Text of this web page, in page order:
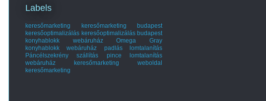
Labels
keresőmarketing
keresőmarketing budapest
keresőoptimalizálás keresőoptimalizálás budapest
konyhablokk webáruház
Omega Gray
konyhablokk webáruház
padlás lomtalanítás
Páncélszekrény szállítás
pince lomtalanítás
webáruház keresőmarketing
weboldal
keresőmarketing